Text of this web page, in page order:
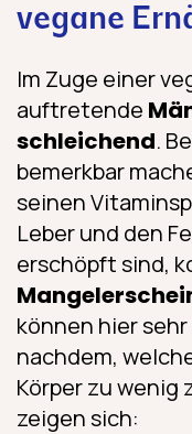
vegane
Im Zuge einer
auftretende
schleichend.
bemerkbar
seinen
Leber und den
erschöpft sind,
können hier
nachdem,
Körper zu wenig
zeigen sich: